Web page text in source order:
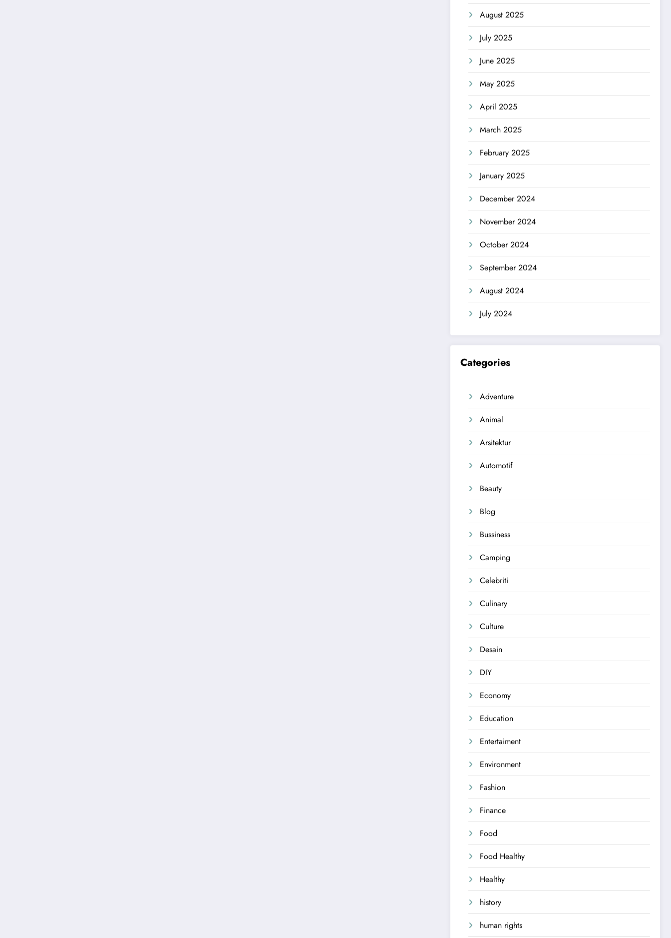
August 2025
July 2025
June 2025
May 2025
April 2025
March 2025
February 2025
January 2025
December 2024
November 2024
October 2024
September 2024
August 2024
July 2024
Categories
Adventure
Animal
Arsitektur
Automotif
Beauty
Blog
Bussiness
Camping
Celebriti
Culinary
Culture
Desain
DIY
Economy
Education
Entertaiment
Environment
Fashion
Finance
Food
Food Healthy
Healthy
history
human rights